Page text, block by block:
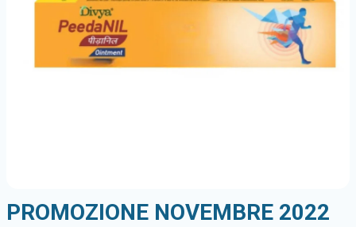
PROMOZIONE NOVEMBRE 2022